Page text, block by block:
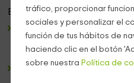
tráfico, proporcionar
sociales y personalizar el
función de tus hábitos de
haciendo clic en el botón
sobre nuestra Política de
Entre laszonas que son
restaurante
, en el
gastronomía de la zona,
vinos,por la zona en la que
para que